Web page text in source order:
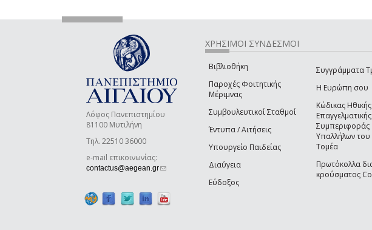
Λόφος Πανεπιστημίου
81100 Μυτιλήνη
Τηλ. 22510 36000
e-mail επικοινωνίας:
contactus@aegean.gr(link sends e-mail)
ΧΡΗΣΙΜΟΙ ΣΥΝΔΕΣΜΟΙ
Βιβλιοθήκη
Παροχές Φοιτητικής
Μέριμνας
Συμβουλευτικοί Σταθμοί
Έντυπα / Αιτήσεις
Υπουργείο Παιδείας
Διαύγεια
Εύδοξος
Συγγράμματα
Η Ευρώπη σου
Κώδικας
Επαγγελματικής
Συμπεριφοράς
Υπαλλήλων
Τομέα
Πρωτόκολλα
κρούσματος